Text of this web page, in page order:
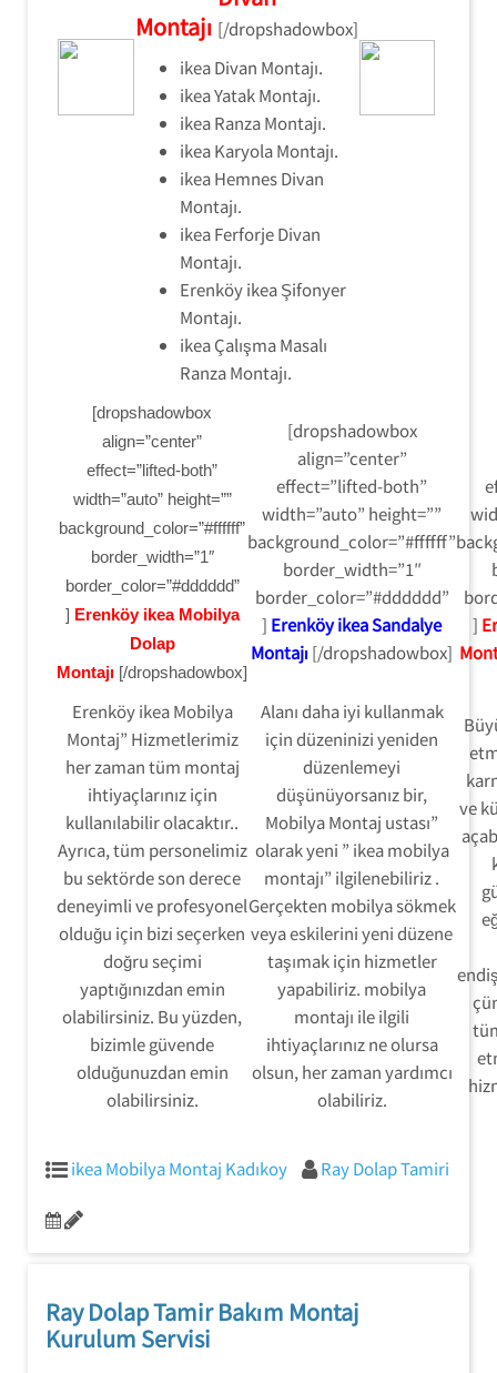
Montajı [/dropshadowbox]
ikea Divan Montajı.
ikea Yatak Montajı.
ikea Ranza Montajı.
ikea Karyola Montajı.
ikea Hemnes Divan
Montajı.
ikea Ferforje Divan
Montajı.
Erenköy ikea Şifonyer
Montajı.
ikea Çalışma Masalı
Ranza Montajı.
[dropshadowbox
align=”center”
effect=”lifted-both”
width=”auto” height=””
background_color=”#ffffff”
border_width=”1″
border_color=”#dddddd”
] Erenköy ikea Mobilya
Dolap
Montajı [/dropshadowbox]
[dropshadowbox
align=”center”
effect=”lifted-both”
width=”auto” height=””
background_color=”#ffffff”
border_width=”1″
border_color=”#dddddd”
] Erenköy ikea Sandalye
Montajı[/dropshadowbox]
]
Erenköy ikea Mobilya
Montaj” Hizmetlerimiz
her zaman tüm montaj
ihtiyaçlarınız için
kullanılabilir olacaktır..
Ayrıca, tüm personelimiz
bu sektörde son derece
deneyimli ve profesyonel
olduğu için bizi seçerken
doğru seçimi
yaptığınızdan emin
olabilirsiniz. Bu yüzden,
bizimle güvende
olduğunuzdan emin
olabilirsiniz.
Alanı daha iyi kullanmak
için düzeninizi yeniden
düzenlemeyi
düşünüyorsanız bir,
Mobilya Montaj ustası”
olarak yeni ” ikea mobilya
montajı” ilgilenebiliriz .
Gerçekten mobilya sökmek
veya eskilerini yeni düzene
taşımak için hizmetler
yapabiliriz. mobilya
montajı ile ilgili
ihtiyaçlarınız ne olursa
olsun, her zaman yardımcı
olabiliriz.
ve
ikea Mobilya Montaj Kadıkoy Ray Dolap Tamiri
Ray Dolap Tamir Bakım Montaj
Kurulum Servisi